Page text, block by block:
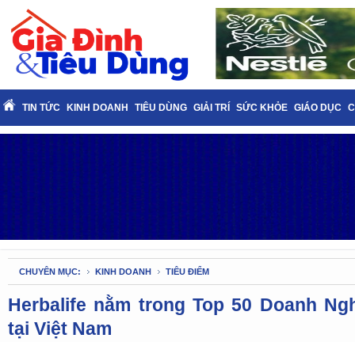
TIN TỨC KINH DOANH TIÊU DÙNG GIẢI TRÍ SỨC KHỎE GIÁO DỤC
CHUYÊN MỤC: KINH DOANH TIÊU ĐIỂM
Herbalife nằm trong Top 50 Doanh
tại Việt Nam